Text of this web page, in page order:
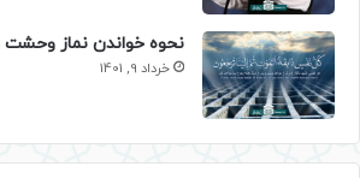
نحوه خواندن نماز وحشت
خرداد 9, 1401